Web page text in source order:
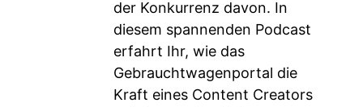
der Konkurrenz davon. In
diesem spannenden Podcast
erfahrt Ihr, wie das
Gebrauchtwagenportal die
Kraft eines Content Creators